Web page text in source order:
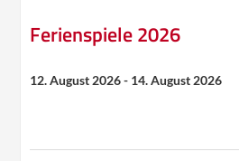
Ferienspiele 2026
12. August 2026- 14. August 2026